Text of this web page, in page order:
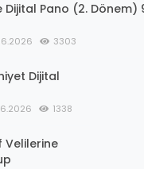
Dijital Pano (2. Dönem)
3303
Dijital
1338
Velilerine